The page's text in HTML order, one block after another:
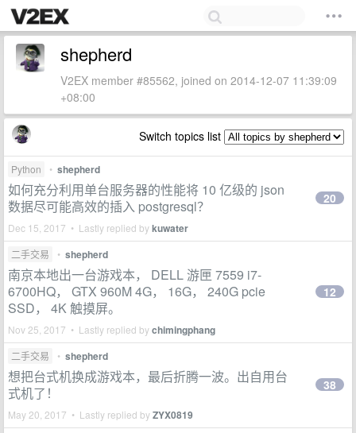
shepherd
V2EX member #85562, joined on 2014-12-07 11:39:09
+08:00
Switch topics list
Python • shepherd
如何充分利用单台服务器的性能将 10 亿级的 json
数据尽可能高效的插入 postgresql？
Dec 15, 2017 • Lastly replied bykuwater
20
二手交易 • shepherd
南京本地出一台游戏本， DELL 游匣 7559 i7-
6700HQ， GTX 960M 4G， 16G， 240G pcie
SSD， 4K 触摸屏。
Nov 25, 2017 • Lastly replied bychimingphang
12
二手交易 • shepherd
想把台式机换成游戏本，最后折腾一波。出自用台
式机了！
May 20, 2017 • Lastly replied byZYX0819
38